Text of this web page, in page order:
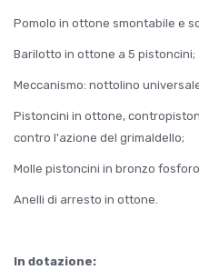
Pomolo in ottone smontabile e
Barilotto in ottone a 5 pistoncini;
Meccanismo: nottolino
Pistoncini in ottone,
contro l'azione del grimaldello;
Molle pistoncini in bronzo
Anelli di arresto in ottone.
In dotazione: